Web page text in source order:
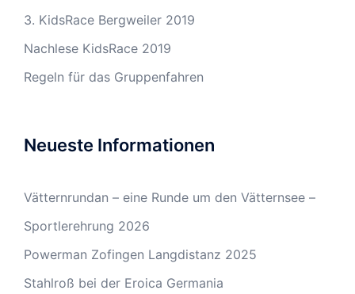
3. KidsRace Bergweiler 2019
Nachlese KidsRace 2019
Regeln für das Gruppenfahren
Neueste Informationen
Vätternrundan – eine Runde um den Vätternsee –
Sportlerehrung 2026
Powerman Zofingen Langdistanz 2025
Stahlroß bei der Eroica Germania